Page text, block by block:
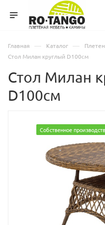
Главная — Каталог —
Стол Милан круглый D100см
Стол Милан
D100см
Собственное